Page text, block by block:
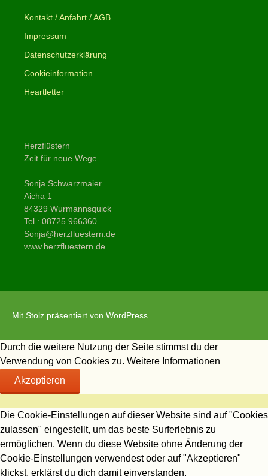
Kontakt / Anfahrt / AGB
Impressum
Datenschutzerklärung
Cookieinformation
Heartletter
Herzflüstern
Zeit für neue Wege
Sonja Schwarzmaier
Aicha 1
84329 Wurmannsquick
Tel.: 08725 966360
Sonja@herzfluestern.de
www.herzfluestern.de
Mit Stolz präsentiert von WordPress
Durch die weitere Nutzung der Seite stimmst du der
Verwendung von Cookies zu. Weitere Informationen
Akzeptieren
Die Cookie-Einstellungen auf dieser Website sind auf "Cookies
zulassen" eingestellt, um das beste Surferlebnis zu
ermöglichen. Wenn du diese Website ohne Änderung der
Cookie-Einstellungen verwendest oder auf "Akzeptieren"
klickst, erklärst du dich damit einverstanden.